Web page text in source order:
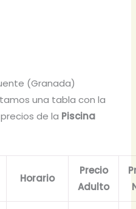
(Granada)
una tabla con la
de la Piscina
Horario
Precio
Adulto